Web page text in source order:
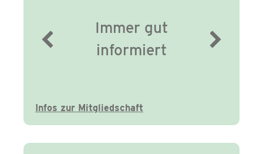
Immer gut
informiert
Infos zur Mitgliedschaft